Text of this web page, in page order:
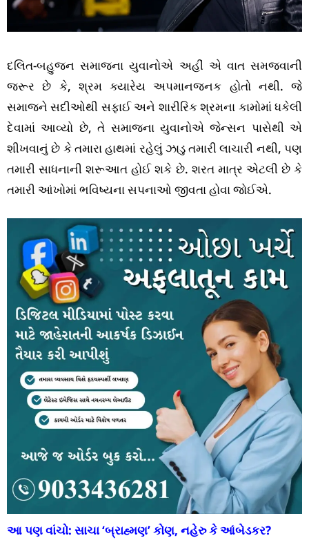
દલિત-બહુજન સમાજના યુવાનોએ અહીં એ વાત સમજવાની
જરૂર છે કે, શ્રમ ક્યારેય અપમાનજનક હોતો નથી. જે
સમાજને સદીઓથી સફાઈ અને શારીરિક શ્રમના કામોમાં ધકેલી
દેવામાં આવ્યો છે, તે સમાજના યુવાનોએ જેન્સન પાસેથી એ
શીખવાનું છે કે તમારા હાથમાં રહેલું ઝાડુ તમારી લાચારી નથી, પણ
તમારી સાધનાની શરૂઆત હોઈ શકે છે. શરત માત્ર એટલી છે કે
તમારી આંખોમાં ભવિષ્યના સપનાઓ જીવતા હોવા જોઈએ.
આ પણ વાંચો: સાચા ‘બ્રાહ્મણ’ કોણ, નહેરુ કે આંબેડકર?